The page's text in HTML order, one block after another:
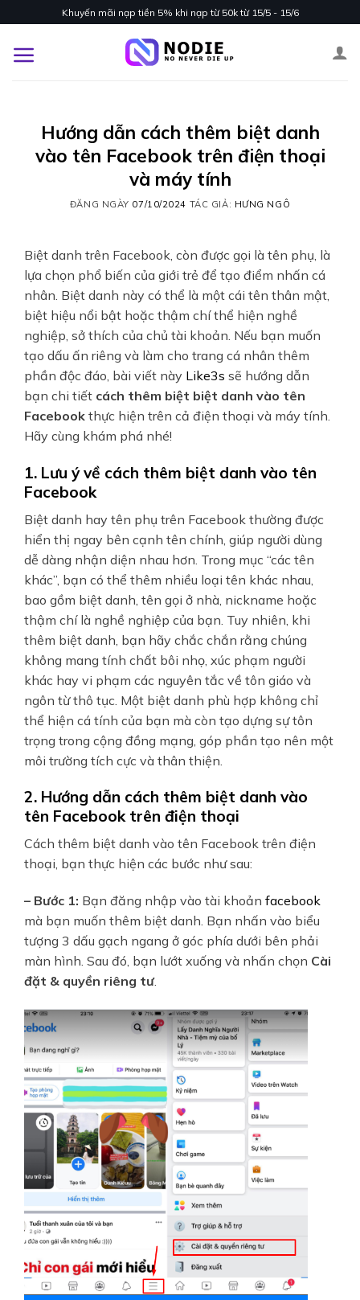
to
content
Khuyến mãi nạp tiền 5% khi nạp từ 50k từ 15/5 - 15/6
Hướng dẫn cách thêm biệt danh
vào tên Facebook trên điện thoại
và máy tính
ĐĂNG NGÀY 07/10/2024 TÁC GIẢ: HƯNG NGÔ
Biệt danh trên Facebook, còn được gọi là tên phụ, là
lựa chọn phổ biến của giới trẻ để tạo điểm nhấn cá
nhân. Biệt danh này có thể là một cái tên thân mật,
biệt hiệu nổi bật hoặc thậm chí thể hiện nghề
nghiệp, sở thích của chủ tài khoản. Nếu bạn muốn
tạo dấu ấn riêng và làm cho trang cá nhân thêm
phần độc đáo, bài viết này Like3s sẽ hướng dẫn
bạn chi tiết cách thêm biệt biệt danh vào tên
Facebook thực hiện trên cả điện thoại và máy tính.
Hãy cùng khám phá nhé!
1. Lưu ý về cách thêm biệt danh vào tên
Facebook
Biệt danh hay tên phụ trên Facebook thường được
hiển thị ngay bên cạnh tên chính, giúp người dùng
dễ dàng nhận diện nhau hơn. Trong mục “các tên
khác”, bạn có thể thêm nhiều loại tên khác nhau,
bao gồm biệt danh, tên gọi ở nhà, nickname hoặc
thậm chí là nghề nghiệp của bạn. Tuy nhiên, khi
thêm biệt danh, bạn hãy chắc chắn rằng chúng
không mang tính chất bôi nhọ, xúc phạm người
khác hay vi phạm các nguyên tắc về tôn giáo và
ngôn từ thô tục. Một biệt danh phù hợp không chỉ
thể hiện cá tính của bạn mà còn tạo dựng sự tôn
trọng trong cộng đồng mạng, góp phần tạo nên một
môi trường tích cực và thân thiện.
2. Hướng dẫn cách thêm biệt danh vào
tên Facebook trên điện thoại
Cách thêm biệt danh vào tên Facebook trên điện
thoại, bạn thực hiện các bước như sau:
– Bước 1: Bạn đăng nhập vào tài khoản facebook
mà bạn muốn thêm biệt danh. Bạn nhấn vào biểu
tượng 3 dấu gạch ngang ở góc phía dưới bên phải
màn hình. Sau đó, bạn lướt xuống và nhấn chọn Cài
đặt & quyền riêng tư.